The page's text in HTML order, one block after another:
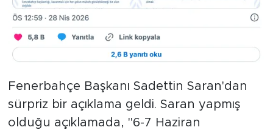
Fenerbahçe Başkanı Sadettin Saran'dan
sürpriz bir açıklama geldi. Saran yapmış
olduğu açıklamada, "6-7 Haziran